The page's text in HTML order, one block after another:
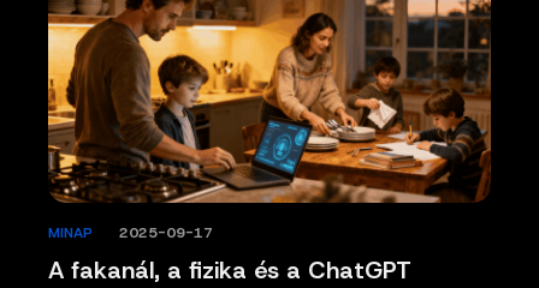
A fakanál, a fizika és a ChatGPT
MINAP 2025-09-17